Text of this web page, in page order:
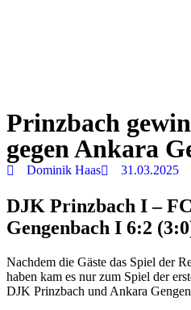
Prinzbach
gegen Ankara
Dominik Haas 31.03.2025
DJK Prinzbach I –
Gengenbach I 6:2
Nachdem die Gäste das Spiel der
haben kam es nur zum Spiel der
DJK Prinzbach und Ankara